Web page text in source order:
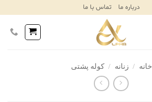
درباره ما تماس با ما
خانه / زنانه / کوله پشتی